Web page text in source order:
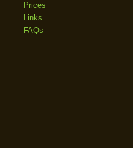
Prices
Links
FAQs